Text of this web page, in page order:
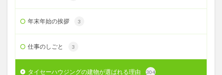
年末年始の挨拶 3
仕事のしごと 3
タイセーハウジングの建物が選ばれる理由 304